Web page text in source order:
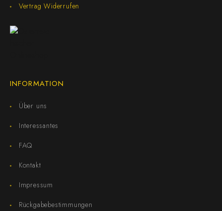
Vertrag Widerrufen
INFORMATION
Über uns
Interessantes
FAQ
Kontakt
Impressum
Rückgabebestimmungen